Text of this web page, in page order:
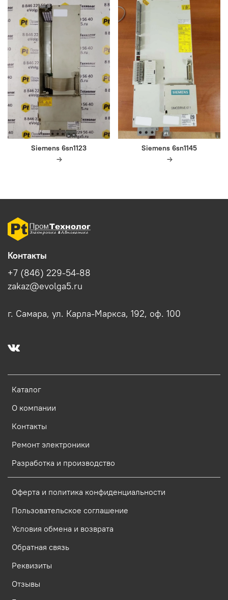
Siemens 6sn1123 Siemens 6sn1145
Каталог
О компании
Контакты
Ремонт электроники
Разработка и производство
Оферта и политика конфиденциальности
Пользовательское соглашение
Условия обмена и возврата
Обратная связь
Реквизиты
Отзывы
Контакты
+7 (846) 229-54-88
zakaz@evolga5.ru
г. Самара, ул. Карла-Маркса, 192, оф. 100